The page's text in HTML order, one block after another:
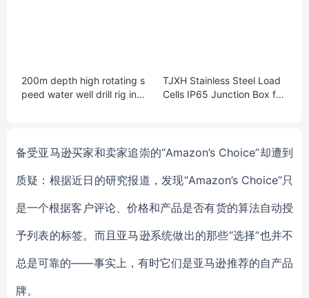
200m depth high rotating s
peed water well drill rig in P
TJXH Stainless Steel Load
Cells IP65 Junction Box for
备受亚马逊买家和卖家追崇的“Amazon’s Choice”却遭到
质疑：根据近日的研究报道，发现“Amazon’s Choice”只
是一个根据客户评论、价格和产品是否有货的算法自动授
予列表的标签。而且亚马逊系统做出的那些“选择”也并不
总是可靠的——事实上，有时它们是亚马逊推荐的自产品
牌。